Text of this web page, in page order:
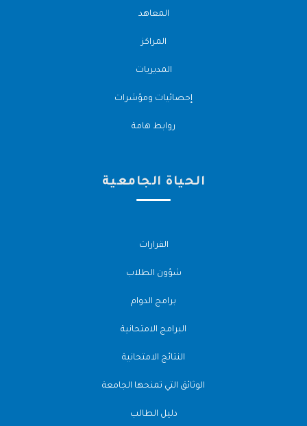
المعاهد
المراكز
المديريات
إحصائيات ومؤشرات
روابط هامة
الحياة الجامعية
القرارات
شؤون الطلاب
برامج الدوام
البرامج الامتحانية
النتائج الامتحانية
الوثائق التي تمنحها الجامعة
دليل الطالب